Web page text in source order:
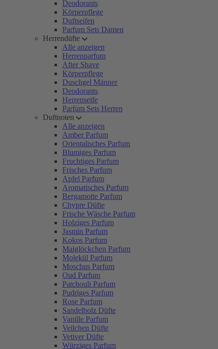
Deodorants
Körperpflege
Duftseifen
Parfum Sets Damen
Herrendüfte
Alle anzeigen
Herrenparfum
After Shave
Körperpflege
Duschgel Männer
Deodorants
Herrenseife
Parfum Sets Herren
Duftnoten
Alle anzeigen
Amber Parfum
Orientalisches Parfum
Blumiges Parfum
Fruchtiges Parfum
Frisches Parfum
Apfel Parfum
Aromatisches Parfum
Bergamotte Parfum
Chypre Düfte
Frische Wäsche Parfum
Holziges Parfum
Jasmin Parfum
Kokos Parfum
Maiglöckchen Parfum
Molekül Parfum
Moschus Parfum
Oud Parfum
Patchouli Parfum
Pudriges Parfum
Rose Parfum
Sandelholz Düfte
Vanille Parfum
Veilchen Düfte
Vetiver Düfte
Würziges Parfum